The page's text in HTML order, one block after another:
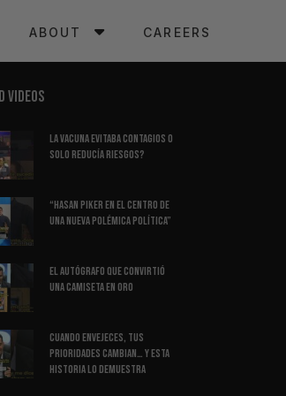
ABOUT CAREERS
VIDEOS
La Vacuna Evitaba Contagios O
Solo Reducía Riesgos?
“Hasan Piker en el centro de
una nueva polémica política”
El Autógrafo Que Convirtió
Una Camiseta En Oro
Cuando envejeces, tus
prioridades cambian… y esta
historia lo demuestra